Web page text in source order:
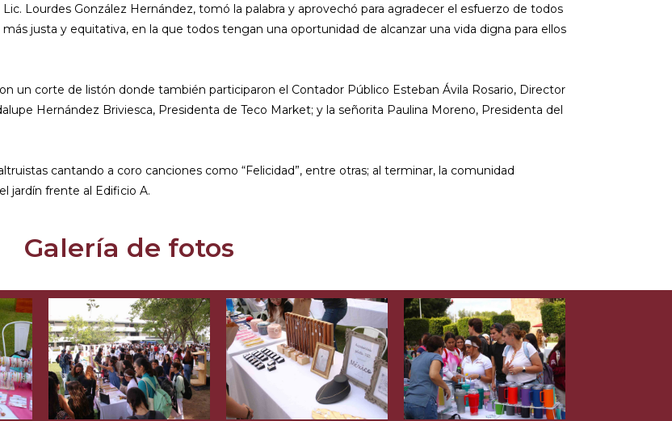
Lourdes González Hernández, tomó la palabra y aprovechó para agradecer el esfuerzo de todos
justa y equitativa, en la que todos tengan una oportunidad de alcanzar una vida digna para ellos
un corte de listón donde también participaron el Contador Público Esteban Ávila Rosario, Director
Hernández Briviesca, Presidenta de Teco Market; y la señorita Paulina Moreno, Presidenta del
cantando a coro canciones como “Felicidad”, entre otras; al terminar, la comunidad
jardín frente al Edificio A.
Galería de fotos